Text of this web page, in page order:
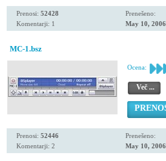
Prenosi: 52428
Komentarji: 1
Prenešeno:
May 10, 2006
MC-1.bsz
Ocena:
Več ...
Prenosi: 52446
Komentarji: 2
Prenešeno:
May 10, 2006